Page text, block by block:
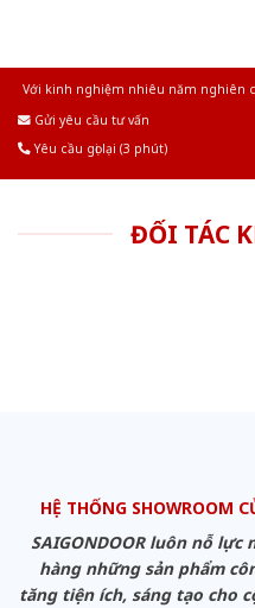
Với kinh nghiệm nhiêu năm nghiên
Gửi yêu cầu tư vấn
Yêu cầu gọi lại (3 phút)
ĐỐI TÁC
HỆ THỐNG SHOWROOM
SAIGONDOOR luôn nỗ
hàng những sản phẩm
tăng tiện ích, sáng tạo cho